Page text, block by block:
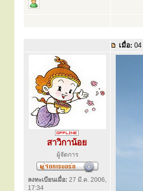
เมื่อ:
สาวิกาน้อย
ผู้จัดการ
ลงทะเบียนเมื่อ: 27 มี.ค. 2006,
17:34